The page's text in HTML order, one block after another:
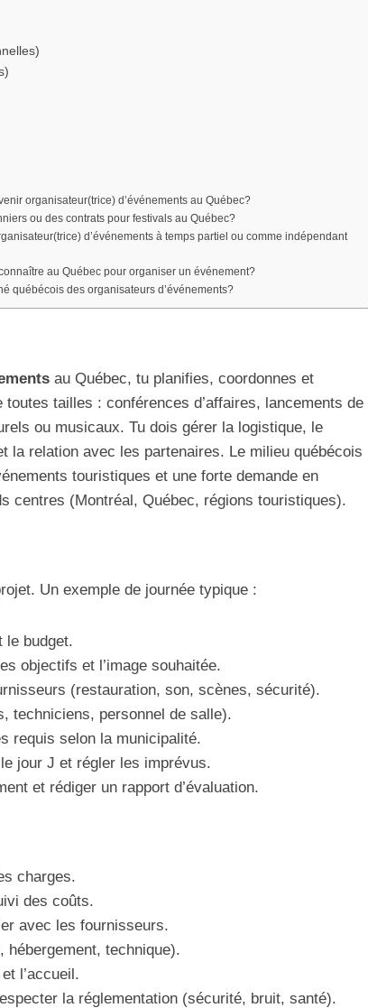
organisateur(trice) d’événements au Québec?
ou des contrats pour festivals au Québec?
d’événements à temps partiel ou comme indépendant
au Québec pour organiser un événement?
québécois des organisateurs d’événements?
au Québec, tu planifies, coordonnes et
tailles : conférences d’affaires, lancements de
ou musicaux. Tu dois gérer la logistique, le
la relation avec les partenaires. Le milieu québécois
touristiques et une forte demande en
centres (Montréal, Québec, régions touristiques).
Un exemple de journée typique :
le budget.
objectifs et l’image souhaitée.
(restauration, son, scènes, sécurité).
techniciens, personnel de salle).
requis selon la municipalité.
jour J et régler les imprévus.
et rédiger un rapport d’évaluation.
charges.
des coûts.
avec les fournisseurs.
hébergement, technique).
l’accueil.
la réglementation (sécurité, bruit, santé).